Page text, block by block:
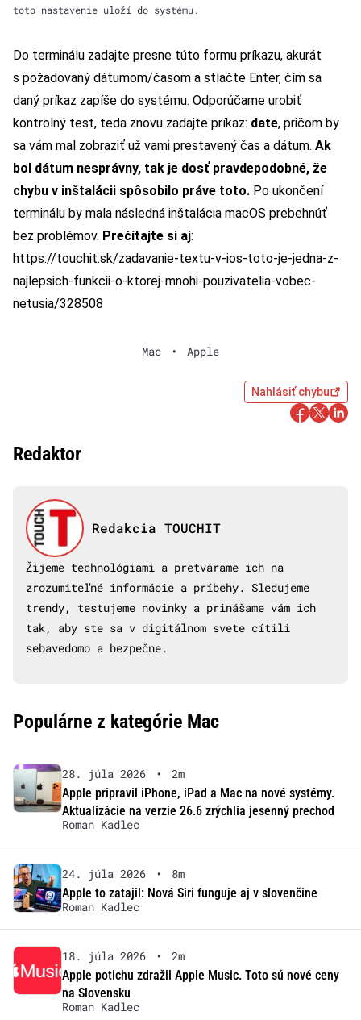
toto nastavenie uloží do systému.
Do terminálu zadajte presne túto formu príkazu, akurát
s požadovaný dátumom/časom a stlačte Enter, čím sa
daný príkaz zapíše do systému. Odporúčame urobiť
kontrolný test, teda znovu zadajte príkaz: date, pričom by
sa vám mal zobraziť už vami prestavený čas a dátum. Ak
bol dátum nesprávny, tak je dosť pravdepodobné, že
chybu v inštalácii spôsobilo práve toto. Po ukončení
terminálu by mala následná inštalácia macOS prebehnúť
bez problémov. Prečítajte si aj:
https://touchit.sk/zadavanie-textu-v-ios-toto-je-jedna-z-
najlepsich-funkcii-o-ktorej-mnohi-pouzivatelia-vobec-
netusia/328508
Mac • Apple
Nahlásiť chybu
Redaktor
Redakcia TOUCHIT
Žijeme technológiami a pretvárame ich na
zrozumiteľné informácie a príbehy. Sledujeme
trendy, testujeme novinky a prinášame vám ich
tak, aby ste sa v digitálnom svete cítili
sebavedomo a bezpečne.
Populárne z kategórie Mac
28. júla 2026 •
2m
Apple pripravil iPhone, iPad a Mac na nové systémy.
Aktualizácie na verzie 26.6 zrýchlia jesenný prechod
Roman Kadlec
24. júla 2026 •
8m
Apple to zatajil: Nová Siri funguje aj v slovenčine
Roman Kadlec
18. júla 2026 •
2m
Apple potichu zdražil Apple Music. Toto sú nové ceny
na Slovensku
Roman Kadlec